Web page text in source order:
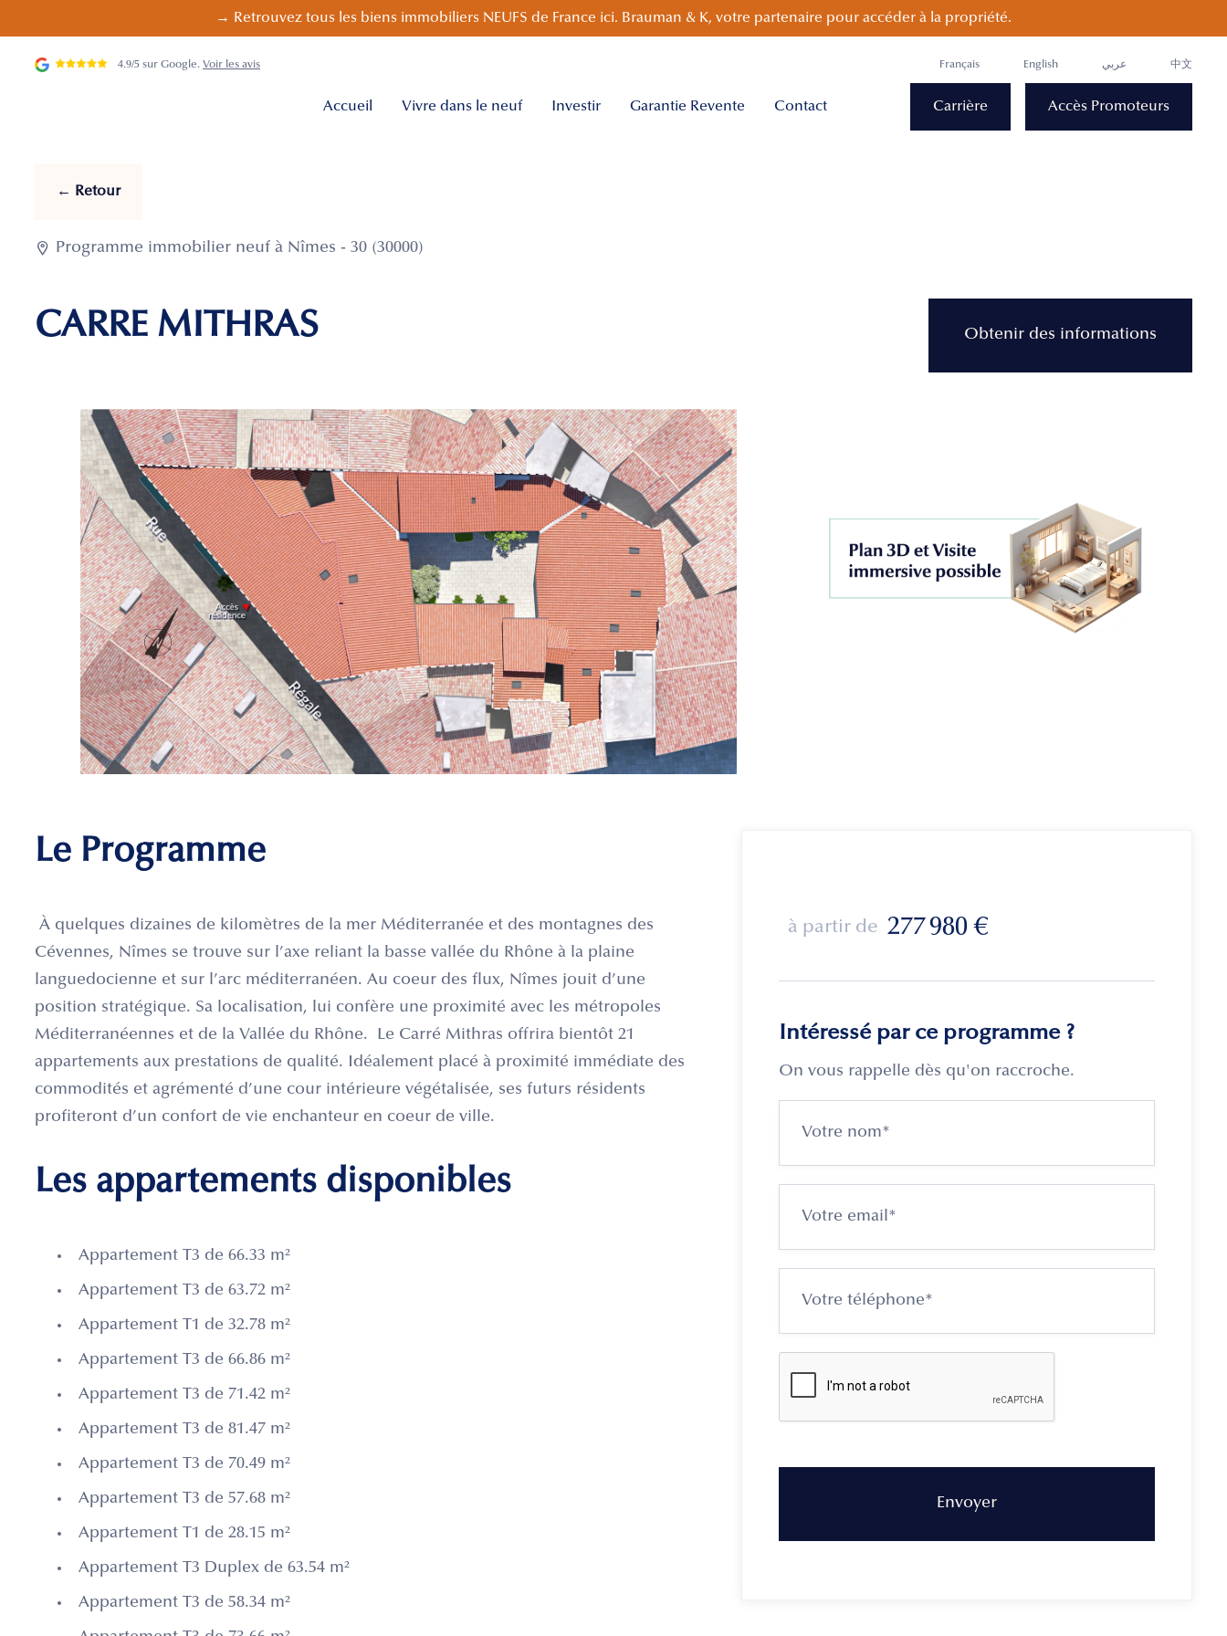
→ Retrouvez tous les biens immobiliers NEUFS de France ici. Brauman & K, votre partenaire pour accéder à la propriété.
4.9/5 sur Google. Voir les avis Français English عربي 中文
Accueil Vivre dans le neuf Investir Garantie Revente Contact Carrière Accès Promoteurs
← Retour
 Programme immobilier neuf à Nîmes - 30 (30000)
CARRE MITHRAS Obtenir des informations
Le Programme
À quelques dizaines de kilomètres de la mer Méditerranée et des montagnes des
Cévennes, Nîmes se trouve sur l’axe reliant la basse vallée du Rhône à la plaine
languedocienne et sur l’arc méditerranéen. Au coeur des flux, Nîmes jouit d’une
position stratégique. Sa localisation, lui confère une proximité avec les métropoles
Méditerranéennes et de la Vallée du Rhône. Le Carré Mithras offrira bientôt 21
appartements aux prestations de qualité. Idéalement placé à proximité immédiate des
commodités et agrémenté d’une cour intérieure végétalisée, ses futurs résidents
profiteront d’un confort de vie enchanteur en coeur de ville.
Les appartements disponibles
Appartement T3 de 66.33 m²
Appartement T3 de 63.72 m²
Appartement T1 de 32.78 m²
Appartement T3 de 66.86 m²
Appartement T3 de 71.42 m²
Appartement T3 de 81.47 m²
Appartement T3 de 70.49 m²
Appartement T3 de 57.68 m²
Appartement T1 de 28.15 m²
Appartement T3 Duplex de 63.54 m²
Appartement T3 de 58.34 m²
à partir de 277 980 €
Intéressé par ce programme ?
On vous rappelle dès qu'on raccroche.